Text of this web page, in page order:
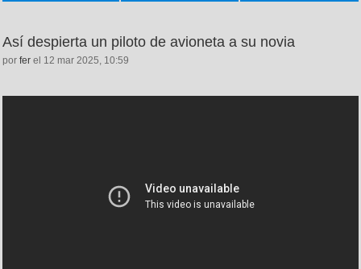
Así despierta un piloto de avioneta a su novia
por fer el 12 mar 2025, 10:59